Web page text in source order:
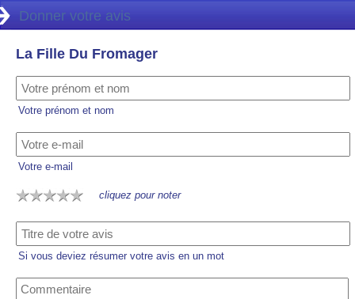
Donner votre avis
La Fille Du Fromager
Votre prénom et nom
Votre e-mail
cliquez pour noter
Si vous deviez résumer votre avis en un mot